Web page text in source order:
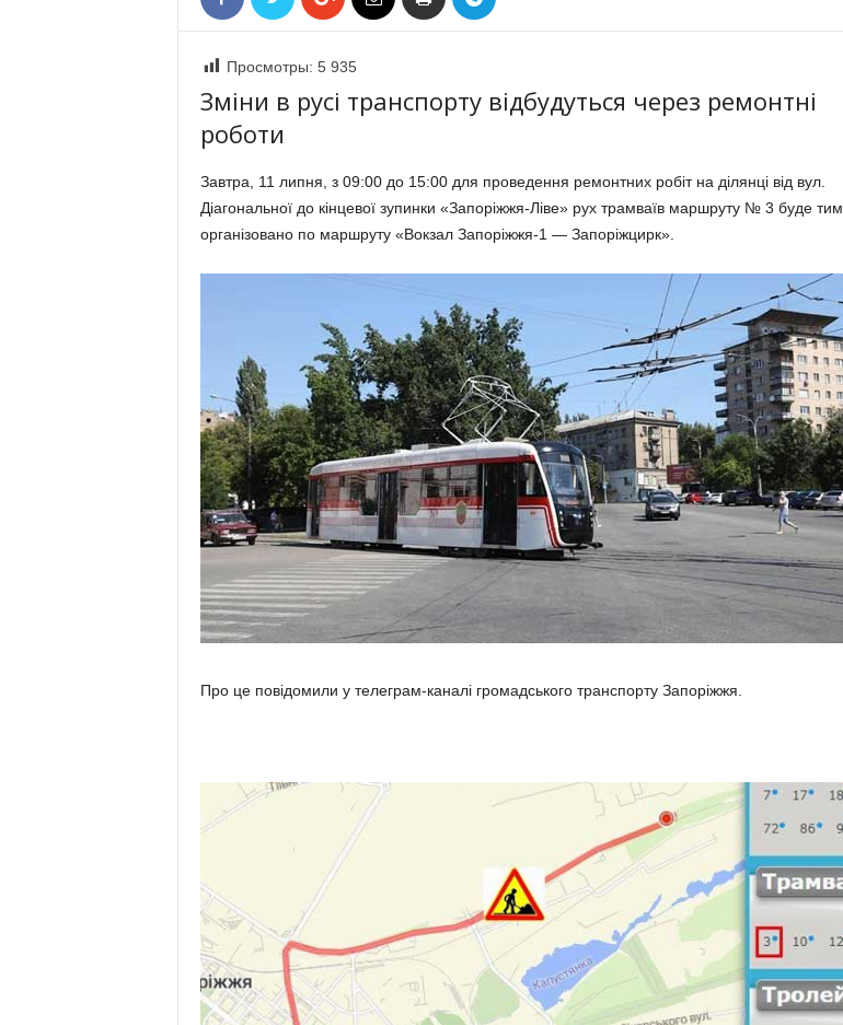
Просмотры: 5 935
Зміни в русі транспорту відбудуться через ремонтні
роботи
Завтра, 11 липня, з 09:00 до 15:00 для проведення ремонтних робіт на ділянці від вул.
Діагональної до кінцевої зупинки «Запоріжжя-Ліве» рух трамваїв маршруту № 3 буде
організовано по маршруту «Вокзал Запоріжжя-1 — Запоріжцирк».
Про це повідомили у телеграм-каналі громадського транспорту Запоріжжя.